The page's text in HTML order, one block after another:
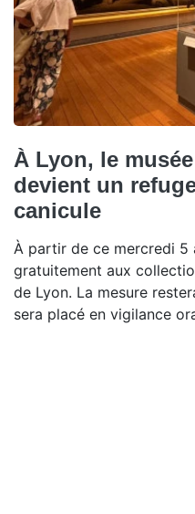
À Lyon, le
devient un
canicule
À partir de ce mercredi 5
gratuitement aux
de Lyon. La mesure
sera placé en vigilance